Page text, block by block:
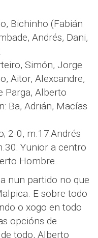
Bichinho (Fabián
Andrés, Dani,
Simón, Jorge
Aitor, Alexcandre,
Parga, Alberto
Ba, Adrián, Macías
2-0, m.17:Andrés
Yunior a centro
Hombre.
nun partido no que
E sobre todo
o xogo en todo
opcións de
todo, Alberto